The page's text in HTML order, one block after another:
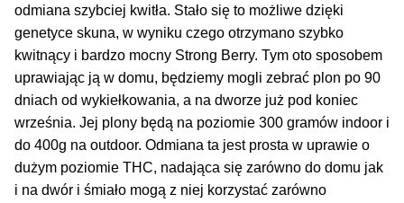
Formy i Koszt Wysyłki
Odbiór Osobisty
Kontakt
odmiana szybciej kwitła. Stało się to możliwe dzięki
genetyce skuna, w wyniku czego otrzymano szybko
kwitnący i bardzo mocny Strong Berry. Tym oto sposobem
uprawiając ją w domu, będziemy mogli zebrać plon po 90
dniach od wykiełkowania, a na dworze już pod koniec
września. Jej plony będą na poziomie 300 gramów indoor i
do 400g na outdoor. Odmiana ta jest prosta w uprawie o
dużym poziomie THC, nadająca się zarówno do domu jak
i na dwór i śmiało mogą z niej korzystać zarówno